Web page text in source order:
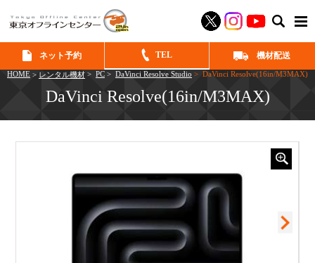
ネット予約 TEL 機材配送
HOME > レンタル機材 > PC > DaVinci Resolve Studio > DaVinci Resolve(16in/M3MAX)
DaVinci Resolve(16in/M3MAX)